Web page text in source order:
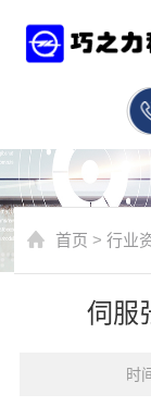
首页 >行业
伺服
时